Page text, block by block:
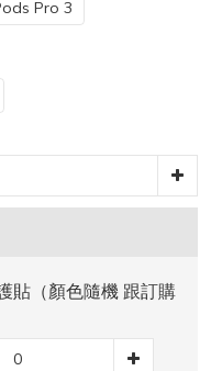
Pro 3
貼（顏色隨機 跟訂購